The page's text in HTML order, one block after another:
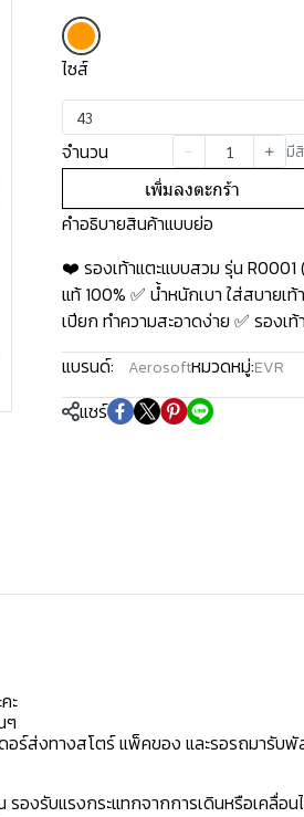
ไซส์
43
จำนวน
มี
เพิ่มลงตะกร้า
คำอธิบายสินค้าแบบย่อ
❤️ รองเท้าแตะแบบสวม รุ่น
แท้ 100% ✅ น้ำหนักเบา ใส่สบายเ
เปียก ทำความสะอาดง่าย ✅ รองเ
แบรนด์:
Aerosoftหมวดหมู่:EVR
แชร์
ะ
ๆ
ร์ส่งทางสโตร์ แพ็คของ และรอรถมารับ
งรับแรงกระแทกจากการเดินหรือเคลื่อน